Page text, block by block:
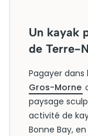
Un kayak
de Terre-
Pagayer dans
Gros-Morne
paysage
activité de
Bonne Bay,